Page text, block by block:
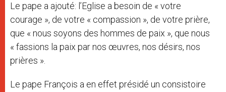
Le pape a ajouté: l’Eglise a besoin de « votre
courage », de votre « compassion », de votre prière,
que « nous soyons des hommes de paix », que nous
« fassions la paix par nos œuvres, nos désirs, nos
prières ».
Le pape François a en effet présidé un consistoire